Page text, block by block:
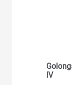
IV